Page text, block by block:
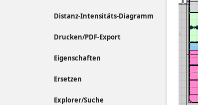
Distanz-Intensitäts-Diagramm
Drucken/PDF-Export
Eigenschaften
Ersetzen
Explorer/Suche